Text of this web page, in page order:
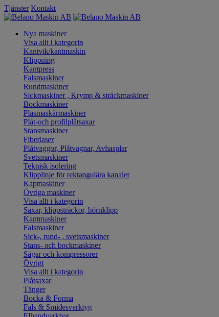
Tjänster Kontakt
Nya maskiner
Visa allt i kategorin
Kantvik/kantmaskin
Klippning
Kantpress
Falsmaskiner
Rundmaskiner
Sickmaskiner , Krymp & sträckmaskiner
Bockmaskiner
Plasmaskärmaskiner
Plåt-och profilplåtsaxar
Stansmaskiner
Fiberlaser
Plåtvaggor, Plåtvagnar, Avhasplar
Svetsmaskiner
Teknisk isolering
Klipplinje för rektangulära kanaler
Kapmaskiner
Övriga maskiner
Visa allt i kategorin
Saxar, klippsträckor, hörnklipp
Kantmaskiner
Falsmaskiner
Sick-, rund- , svetsmaskiner
Stans- och bockmaskiner
Sågar och kompressorer
Övrigt
Visa allt i kategorin
Plåtsaxar
Tänger
Bocka & Forma
Fals & Smidesverktyg